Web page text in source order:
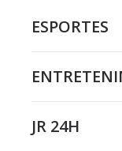
ESPORTES
JR 24H